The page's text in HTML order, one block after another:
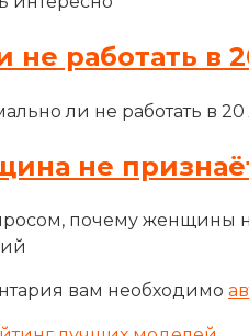
не работать в
ли не работать в
не
почему женщины
вам необходимо